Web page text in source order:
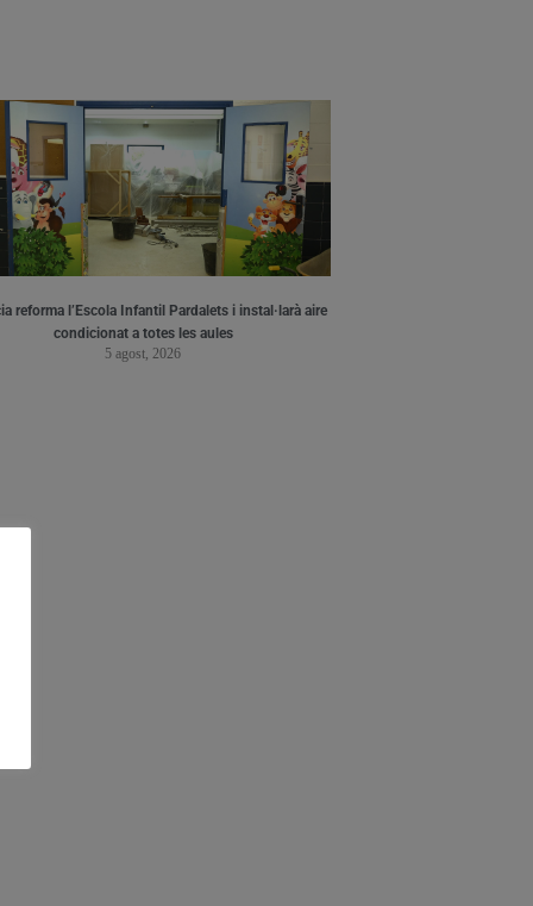
reforma l’Escola Infantil Pardalets i instal·larà aire
condicionat a totes les aules
5 agost, 2026